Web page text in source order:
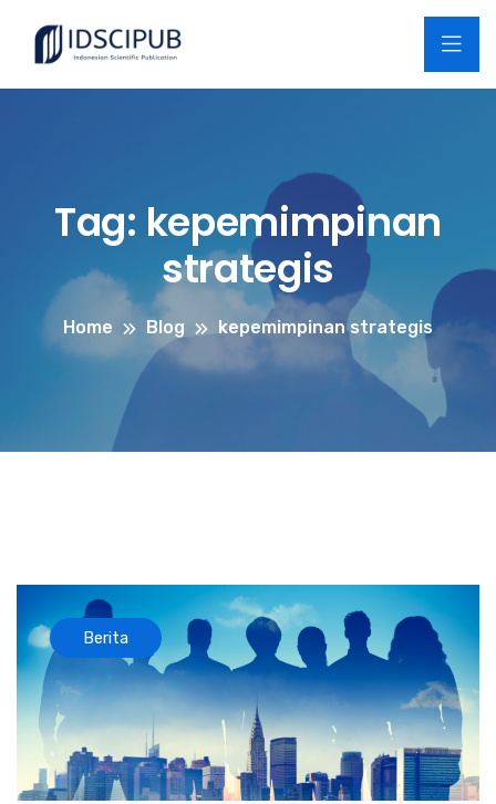
Tag: kepemimpinan
strategis
Home Blog kepemimpinan strategis
Berita